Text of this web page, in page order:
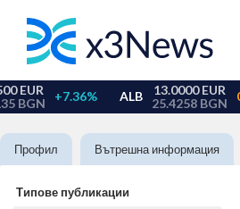
Профил Вътрешна информация
Типове публикации